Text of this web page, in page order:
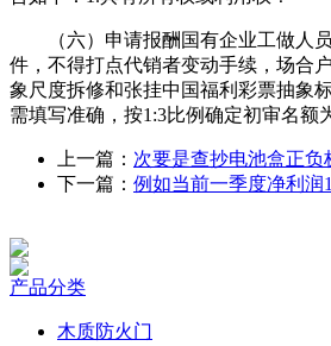
（六）申请报酬国有企业工做人员
件，不得打点代销者变动手续，场合
象尺度拆修和张挂中国福利彩票抽象
需填写准确，按1:3比例确定初审名额
上一篇： 次要是查抄电池盒正负
下一篇： 例如当前一季度净利润1
产品分类
木质防火门